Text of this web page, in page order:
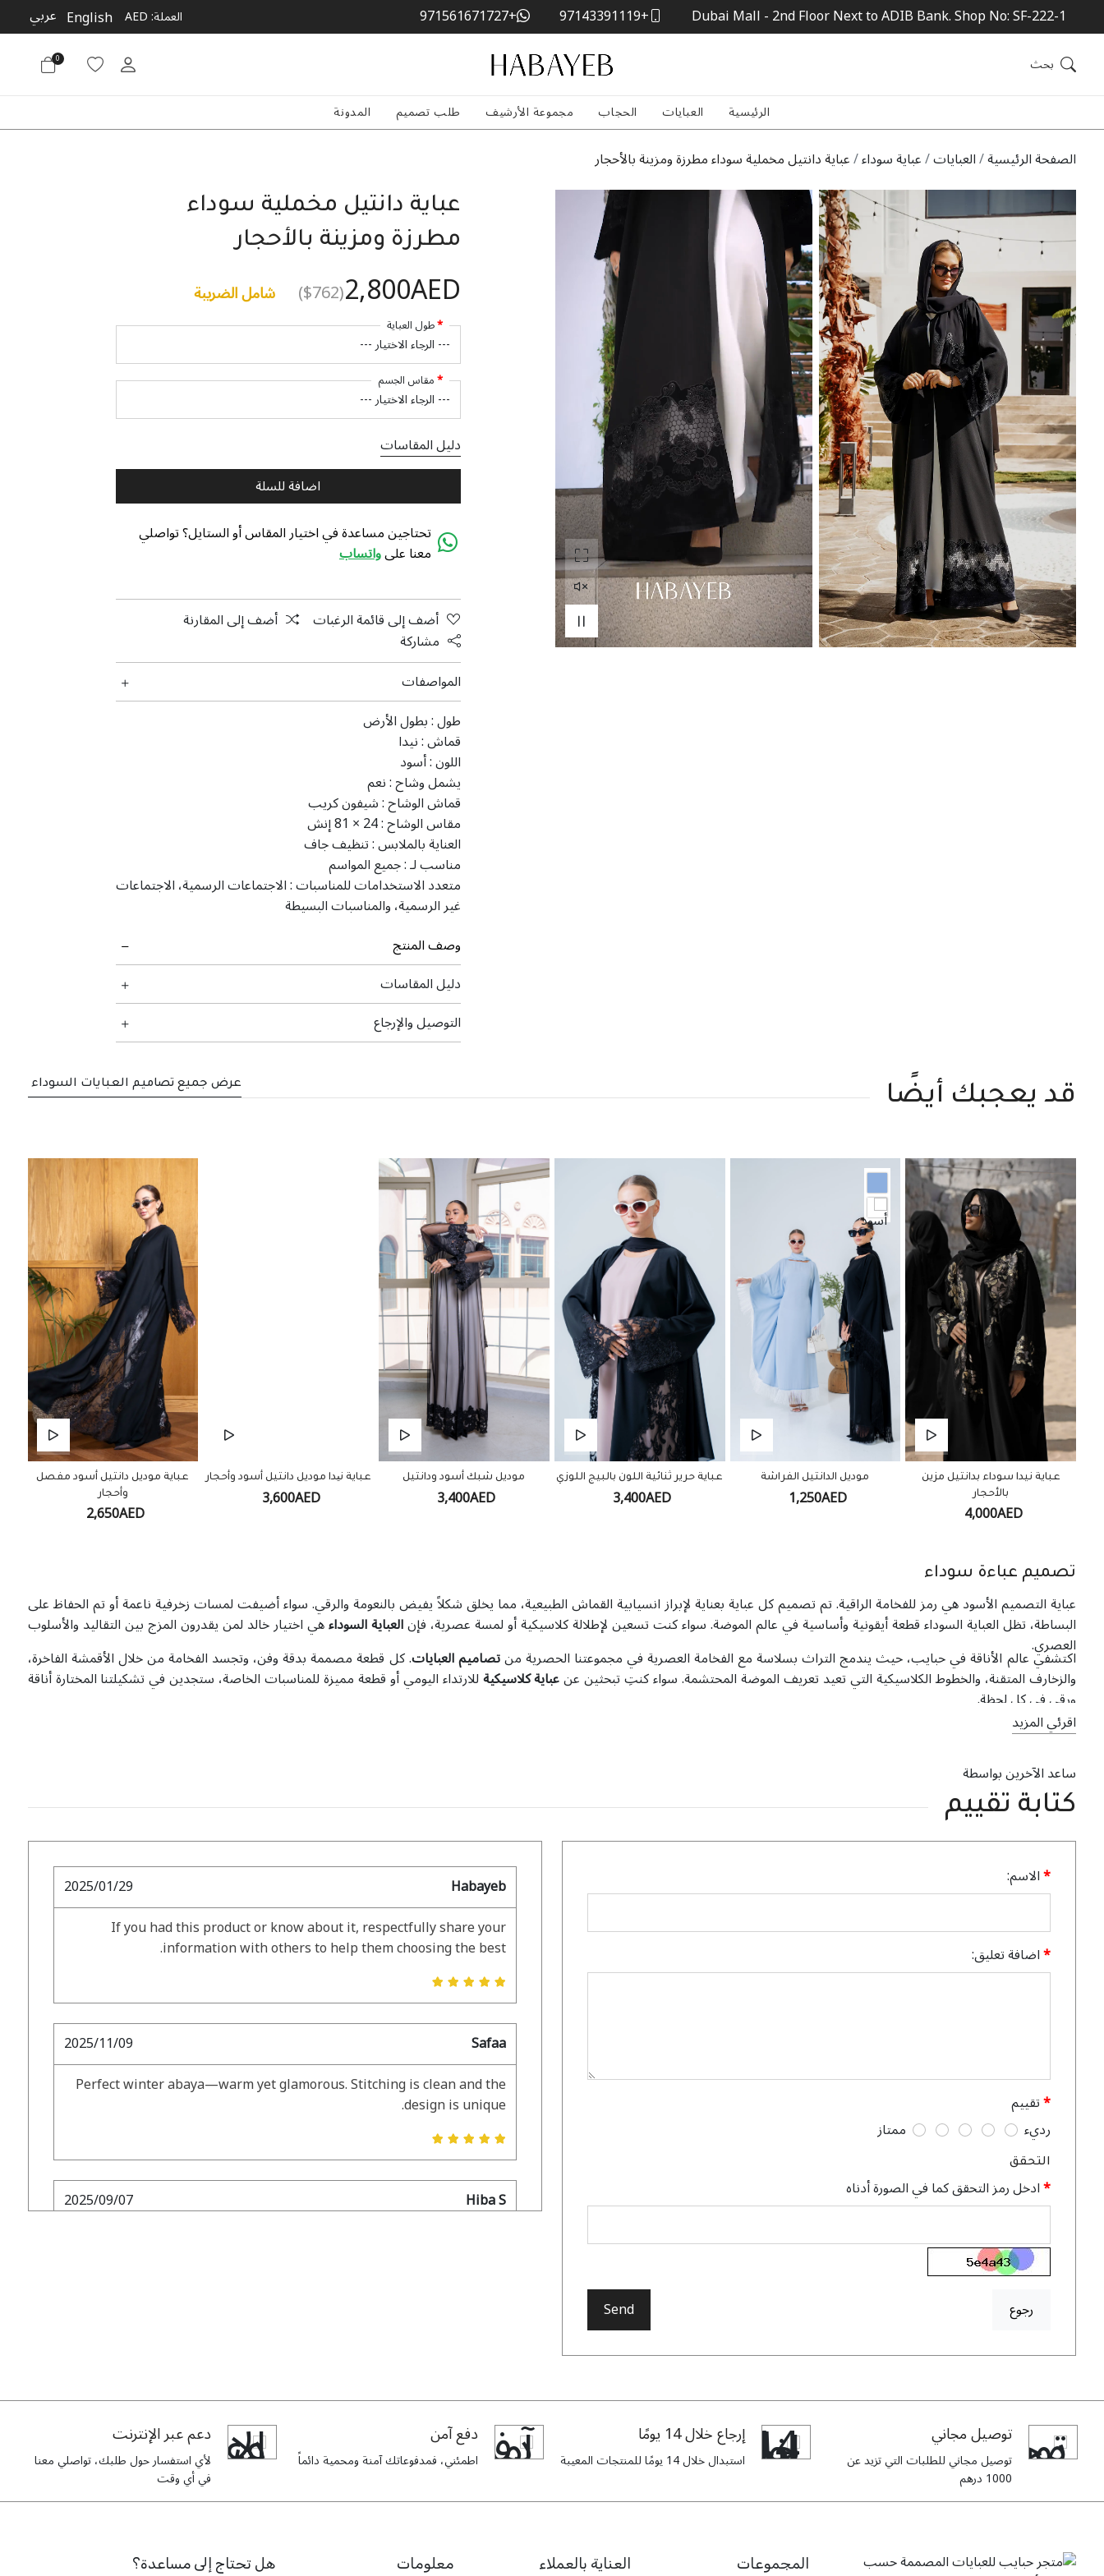
Dubai Mall - 2nd Floor Next to ADIB Bank. Shop No: SF-222-1
+97143391119
+971561671727 العملة:AED
English عربي
بحث 0
الرئيسية العبايات الحجاب مجموعة الأرشيف طلب تصميم المدونة
الصفحة الرئيسية العبايات عباية سوداء عباية دانتيل مخملية سوداء مطرزة ومزينة بالأحجار
عباية دانتيل مخملية سوداء
مطرزة ومزينة بالأحجار
2,800AED
($762) شامل الضريبة
طول العباية
مقاس الجسم
دليل المقاسات
اضافة للسلة
تحتاجين مساعدة في اختيار المقاس أو الستايل؟ تواصلي
معنا علىواتساب
أضف إلى قائمة الرغبات أضف إلى المقارنة
مشاركة
المواصفات
طول :بطول الأرض
قماش :نيدا
اللون :أسود
يشمل وشاح :نعم
قماش الوشاح :شيفون كريب
مقاس الوشاح :24 × 81 إنش
العناية بالملابس :تنظيف جاف
مناسب لـ :جميع المواسم
متعدد الاستخدامات للمناسبات :الاجتماعات الرسمية، الاجتماعات
غير الرسمية، والمناسبات البسيطة
وصف المنتج
دليل المقاسات
التوصيل والإرجاع
قد يعجبك أيضًا عرض جميع تصاميم العبايات السوداء
عباية موديل دانتيل أسود مفصل
وأحجار
2,650AED
عباية نیدا موديل دانتيل أسود وأحجار
3,600AED
موديل شبك أسود ودانتيل
3,400AED
عباية حرير ثنائية اللون بالبيج اللوزي
3,400AED
موديل الدانتيل الفراشة
1,250AED
عباية نيدا سوداء بدانتيل مزين
بالأحجار
4,000AED
تصميم عباءة سوداء
عباية التصميم الأسود هي رمز للفخامة الراقية. تم تصميم كل عباية بعناية لإبراز انسيابية القماش الطبيعية، مما يخلق شكلاً يفيض بالنعومة والرقي. سواء أضيفت لمسات زخرفية ناعمة أو تم الحفاظ على
البساطة، تظل العباية السوداء قطعة أيقونية وأساسية في عالم الموضة. سواء كنت تسعين لإطلالة كلاسيكية أو لمسة عصرية، فإنالعباية السوداءهي اختيار خالد لمن يقدرون المزج بين التقاليد والأسلوب
العصري.
اكتشفي عالم الأناقة في حبايب، حيث يندمج التراث بسلاسة مع الفخامة العصرية في مجموعتنا الحصرية منتصاميم العبايات. كل قطعة مصممة بدقة وفن، وتجسد الفخامة من خلال الأقمشة الفاخرة،
والزخارف المتقنة، والخطوط الكلاسيكية التي تعيد تعريف الموضة المحتشمة. سواء كنتِ تبحثين عنعباية كلاسيكيةللارتداء اليومي أو قطعة مميزة للمناسبات الخاصة، ستجدين في تشكيلتنا المختارة أناقة
ورقي في كل لحظة.
اقرئي المزيد
ساعد الآخرين بواسطة
كتابة تقييم
الاسم:
اضافة تعليق:
تقييم
رديء
ممتاز
التحقق
ادخل رمز التحقق كما في الصورة أدناه
رجوع Send
Habayeb
2025/01/29
If you had this product or know about it, respectfully share your
information with others to help them choosing the best.
Safaa
2025/11/09
Perfect winter abaya—warm yet glamorous. Stitching is clean and the
design is unique.
Hiba S
2025/09/07
bought this black abaya, and the floral velvet lace is delicately sewn
onto the fabric. The material is excellent—I’ve washed it a few times,
and it still looks as good as new. توصيل مجاني
توصيل مجاني للطلبات التي تزيد عن
1000 درهم
إرجاع خلال 14 يومًا
استبدال خلال 14 يومًا للمنتجات المعيبة
دفع آمن
اطمئني، فمدفوعاتك آمنة ومحمية دائماً
دعم عبر الإنترنت
لأي استفسار حول طلبك، تواصلي معنا
في أي وقت
العناية بالعملاء معلومات هل تحتاج إلى مساعدة؟ المجموعات